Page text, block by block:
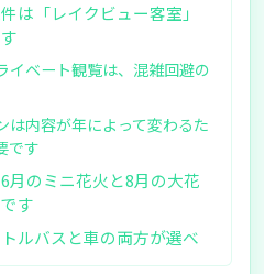
は「レイクビュー客室」
イベート観覧は、混雑回避の
は内容が年によって変わるた
です
月のミニ花火と8月の大花
す
ルバスと車の両方が選べ